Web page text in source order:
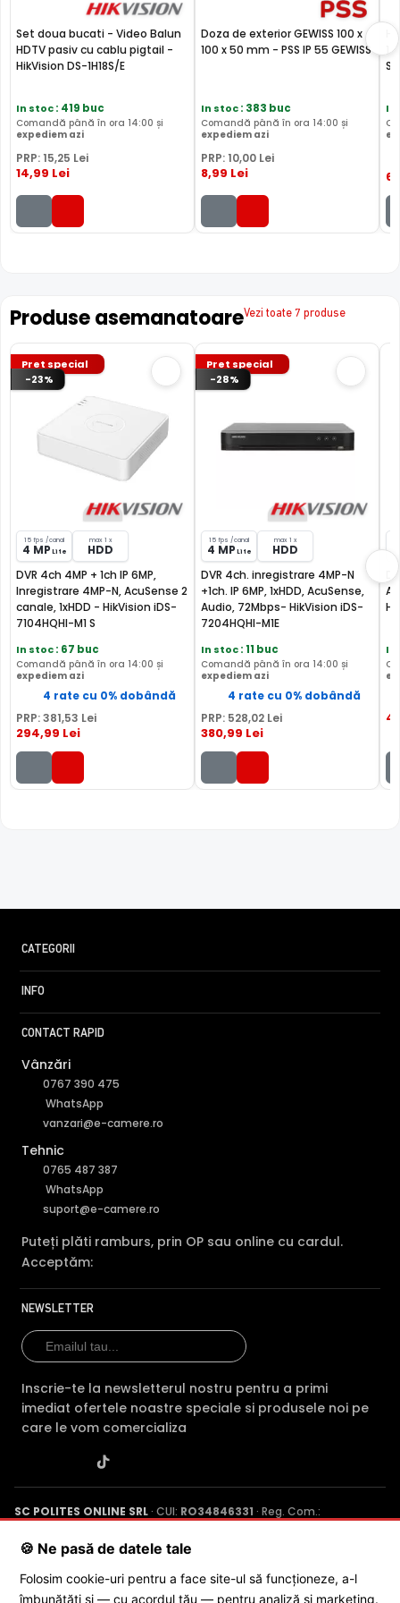
Tehnologie
HDCVI, HDTVI, AHD,
ANALOGICA, IP
HDCVI, HDTVI,
AHD,
ANALOGICA,
AHD,
HDD
1 slot (max 1 x
1 slot (max 1 x
10000 Gb)
1
H.265
HikVision DS-7104HGHI-M1 vs HikVision IDS-7104HUHI-
Set doua bucati - Video Balun
HDTV pasiv cu cablu pigtail -
HikVision DS-1H18S/E
In stoc: 419 buc
Comandă până în ora 14:00 și
expediem azi
PRP: 15,25 Lei
14,99 Lei
Doza de exterior GEWISS 100 x
100 x 50 mm - PSS IP 55 GEWISS
In stoc: 383 buc
Comandă până în ora 14:00 și
expediem azi
PRP: 10,00 Lei
8,99 Lei
In
Produse asemanatoareVezi toate 7 produse
Pret special
-23%
15 fps /canal
4 MP Lite
max 1 x
HDD
DVR 4ch 4MP + 1ch IP 6MP,
Inregistrare 4MP-N, AcuSense 2
canale, 1xHDD - HikVision iDS-
7104HQHI-M1 S
In stoc: 67 buc
Comandă până în ora 14:00 și
expediem azi
4 rate cu 0% dobândă
PRP:381,53 Lei
294,99 Lei
Pret special
-28%
15 fps /canal
4 MP Lite
max 1 x
HDD
DVR 4ch. inregistrare 4MP-N
+1ch. IP 6MP, 1xHDD, AcuSense,
Audio, 72Mbps- HikVision iDS-
7204HQHI-M1E
In stoc: 11 buc
Comandă până în ora 14:00 și
expediem azi
4 rate cu 0% dobândă
PRP: 528,02 Lei
380,99 Lei
In
CATEGORII
INFO
CONTACT RAPID
Vânzări
0767 390 475
WhatsApp
vanzari@e-camere.ro
Tehnic
0765 487 387
WhatsApp
suport@e-camere.ro
Puteți plăti ramburs, prin OP sau online cu cardul.
Acceptăm:
NEWSLETTER
Inscrie-te la newsletterul nostru pentru a primi
imediat ofertele noastre speciale si produsele noi pe
care le vom comercializa
SC POLITES ONLINE SRL · CUI: RO34846331 · Reg. Com.:
Poenaru, Nr. 1, Craiova, Jud. Dolj ·
🍪 Ne pasă de datele tale
Folosim cookie-uri pentru a face site-ul să funcționeze, a-l
îmbunătăți și — cu acordul tău — pentru analiză și marketing.